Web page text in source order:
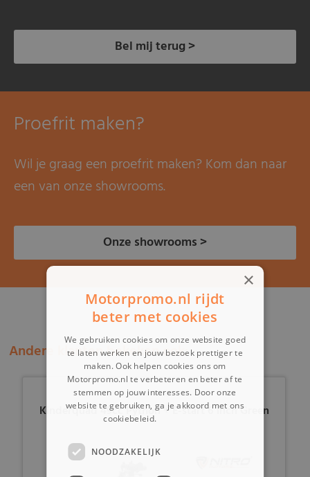
Bel mij terug >
Proefrit maken?
Wil je graag een proefrit maken? Kom dan naar
een van onze showrooms.
Onze showrooms >
Andere klanten bekeken ook:
Kinderquad 49cc Python + E-start 6 inch Green
×
Motorpromo.nl rijdt
beter met cookies
We gebruiken cookies om onze website goed
te laten werken en jouw bezoek prettiger te
maken. Ook helpen cookies ons om
Motorpromo.nl te verbeteren en beter af te
stemmen op jouw interesses. Door onze
website te gebruiken, ga je akkoord met ons
cookiebeleid.
NOODZAKELIJK